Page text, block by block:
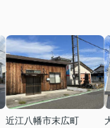
近江八幡市末広町